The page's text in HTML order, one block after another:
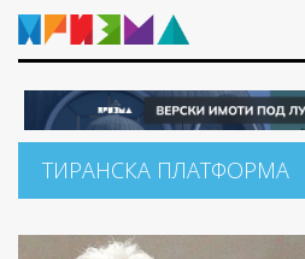
ТИРАНСКА ПЛАТФОРМА